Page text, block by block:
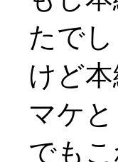
たで
けど
マケ
でも